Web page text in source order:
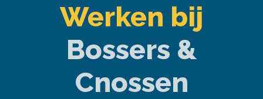
Werken bij
Bossers &
Cnossen